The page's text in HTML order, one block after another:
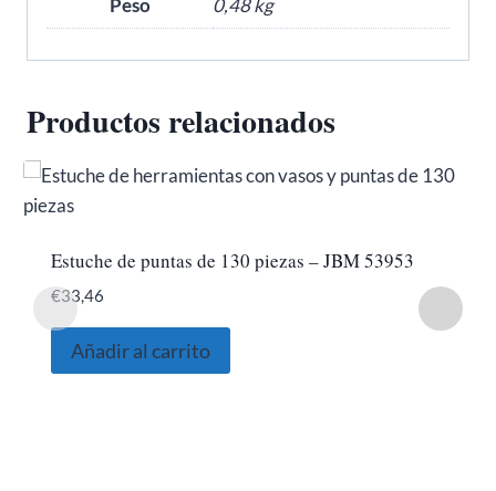
Peso 0,48 kg
Productos relacionados
Estuche de puntas de 130 piezas – JBM 53953
€33,46
Añadir al carrito